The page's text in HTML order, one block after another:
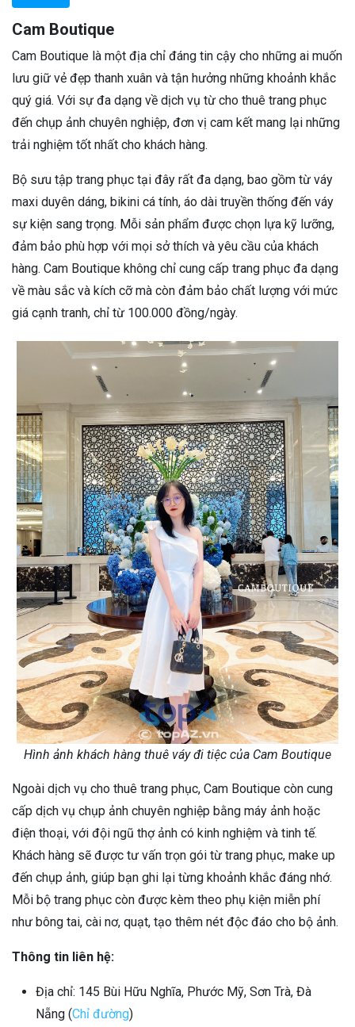
Cam Boutique
Cam Boutique là một địa chỉ đáng tin cậy cho những ai muốn
lưu giữ vẻ đẹp thanh xuân và tận hưởng những khoảnh khắc
quý giá. Với sự đa dạng về dịch vụ từ cho thuê trang phục
đến chụp ảnh chuyên nghiệp, đơn vị cam kết mang lại những
trải nghiệm tốt nhất cho khách hàng.
Bộ sưu tập trang phục tại đây rất đa dạng, bao gồm từ váy
maxi duyên dáng, bikini cá tính, áo dài truyền thống đến váy
sự kiện sang trọng. Mỗi sản phẩm được chọn lựa kỹ lưỡng,
đảm bảo phù hợp với mọi sở thích và yêu cầu của khách
hàng. Cam Boutique không chỉ cung cấp trang phục đa dạng
về màu sắc và kích cỡ mà còn đảm bảo chất lượng với mức
giá cạnh tranh, chỉ từ 100.000 đồng/ngày.
Hình ảnh khách hàng thuê váy đi tiệc của Cam Boutique
Ngoài dịch vụ cho thuê trang phục, Cam Boutique còn cung
cấp dịch vụ chụp ảnh chuyên nghiệp bằng máy ảnh hoặc
điện thoại, với đội ngũ thợ ảnh có kinh nghiệm và tinh tế.
Khách hàng sẽ được tư vấn trọn gói từ trang phục, make up
đến chụp ảnh, giúp bạn ghi lại từng khoảnh khắc đáng nhớ.
Mỗi bộ trang phục còn được kèm theo phụ kiện miễn phí
như bông tai, cài nơ, quạt, tạo thêm nét độc đáo cho bộ ảnh.
Thông tin liên hệ:
Địa chỉ: 145 Bùi Hữu Nghĩa, Phước Mỹ, Sơn Trà, Đà
Nẵng (Chỉ đường)